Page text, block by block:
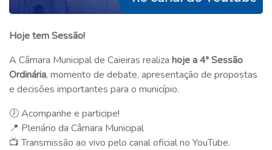
Hoje tem Sessão!
A Câmara Municipal de Caieiras realiza hoje a 4ª Sessão
Ordinária, momento de debate, apresentação de propostas
e decisões importantes para o município.
🕖 Acompanhe e participe!
📍 Plenário da Câmara Municipal
📺 Transmissão ao vivo pelo canal oficial no YouTube.